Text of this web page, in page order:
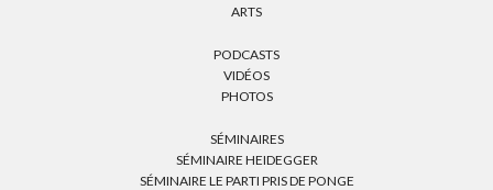
ARTS
PODCASTS
VIDÉOS
PHOTOS
SÉMINAIRES
SÉMINAIRE HEIDEGGER
SÉMINAIRE LE PARTI PRIS DE PONGE